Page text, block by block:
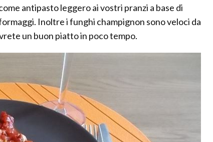
antipasto leggero ai vostri pranzi a base di
Inoltre i funghi champignon sono veloci da
un buon piatto in poco tempo.